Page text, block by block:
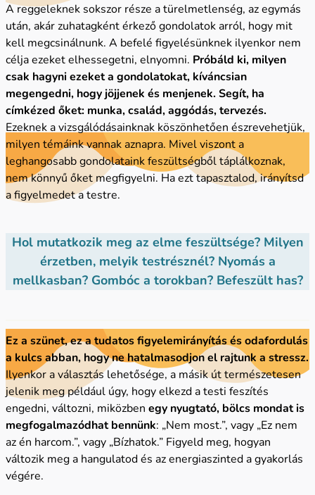
A reggeleknek sokszor része a türelmetlenség, az egymás
után, akár zuhatagként érkező gondolatok arról, hogy mit
kell megcsinálnunk. A befelé figyelésünknek ilyenkor nem
célja ezeket elhessegetni, elnyomni. Próbáld ki, milyen
csak hagyni ezeket a gondolatokat, kíváncsian
megengedni, hogy jöjjenek és menjenek. Segít, ha
címkézed őket: munka, család, aggódás, tervezés.
Ezeknek a vizsgálódásainknak köszönhetően észrevehetjük,
milyen témáink vannak aznapra. Mivel viszont a
leghangosabb gondolataink feszültségből táplálkoznak,
nem könnyű őket megfigyelni. Ha ezt tapasztalod, irányítsd
a figyelmedet a testre.
Hol mutatkozik meg az elme feszültsége? Milyen
érzetben, melyik testrésznél? Nyomás a
mellkasban? Gombóc a torokban? Befeszült has?
Ez a szünet, ez a tudatos figyelemirányítás és odafordulás
a kulcs abban, hogy ne hatalmasodjon el rajtunk a stressz.
Ilyenkor a választás lehetősége, a másik út természetesen
jelenik meg például úgy, hogy elkezd a testi feszítés
engedni, változni, miközben egy nyugtató, bölcs mondat is
megfogalmazódhat bennünk: „Nem most.”, vagy „Ez nem
az én harcom.”, vagy „Bízhatok.” Figyeld meg, hogyan
változik meg a hangulatod és az energiaszinted a gyakorlás
végére.